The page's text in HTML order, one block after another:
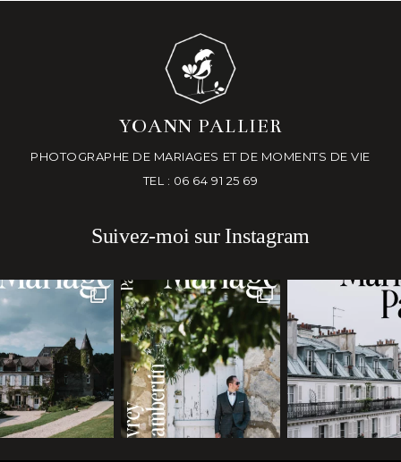
YOANN PALLIER
PHOTOGRAPHE DE MARIAGES ET DE MOMENTS DE VIE
TEL : 06 64 91 25 69
Suivez-moi sur Instagram